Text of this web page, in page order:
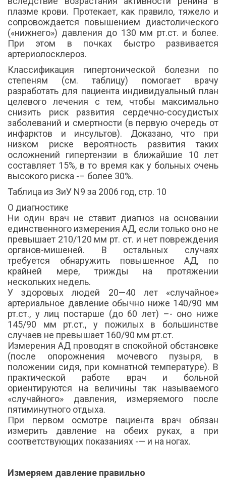
плазме крови. Протекает, как правило, тяжело и
сопровождается повышением диастолического
(«нижнего») давления до 130 мм рт.ст. и более.
При этом в почках быстро развивается
артериолосклероз.
Классификация гипертонической болезни по
степеням (см. таблицу) помогает врачу
разработать для пациента индивидуальный план
целевого лечения с тем, чтобы максимально
снизить риск развития сердечно-сосудистых
заболеваний и смертности (в первую очередь от
инфарктов и инсультов). Доказано, что при
низком риске вероятность развития таких
осложнений гипертензии в ближайшие 10 лет
составляет 15%, в то время как у больных очень
высокого риска -– более 30%.
Таблица из ЗиУ N9 за 2006 год, стр. 10
О диагностике
Ни один врач не ставит диагноз на основании
единственного измерения АД, если только оно не
превышает 210/120 мм рт. ст. и нет повреждения
органов-мишеней. В остальных случаях
требуется обнаружить повышенное АД, по
крайней мере, трижды на протяжении
нескольких недель.
У здоровых людей 20—40 лет «случайное»
артериальное давление обычно ниже 140/90 мм
рт.ст., у лиц постарше (до 60 лет) –- оно ниже
145/90 мм рт.ст., у пожилых в большинстве
случаев не превышает 160/90 мм рт.ст.
Измерения АД проводят в спокойной обстановке
(после опорожнения мочевого пузыря, в
положении сидя, при комнатной температуре). В
практической работе врач и больной
ориентируются на величины так называемого
«случайного» давления, измеряемого после
пятиминутного отдыха.
При первом осмотре пациента врач обязан
измерить давление на обеих руках, а при
соответствующих показаниях -— и на ногах.
Измеряем давление правильно